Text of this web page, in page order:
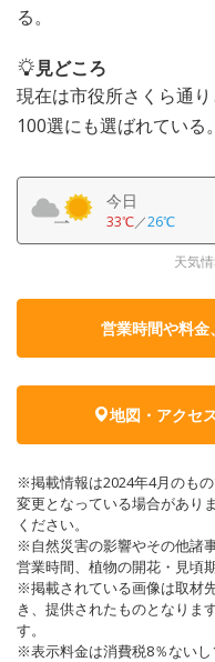
る。
見どころ
現在は市役所さくら通
100選にも選ばれている。
今日
33℃／26℃
天気
営業時間や料
地図・アクセ
※掲載情報は2024年4月のも
変更となっている場合があり
ください。
※自然災害の影響やその他諸
営業時間、植物の開花・見頃
※掲載されている画像は取材
き、提供されたものとなりま
す。
※表示料金は消費税8％ないし